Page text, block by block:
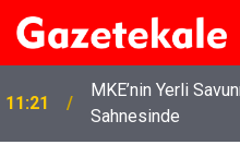
11:21
MKE’nin Yerli
Sahnesinde